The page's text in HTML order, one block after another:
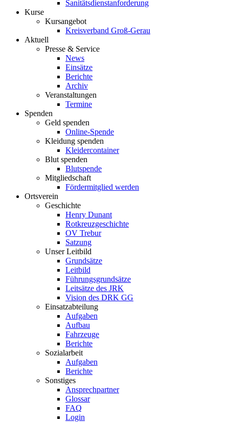
Sanitätsdienstanforderung
Kurse
Kursangebot
Kreisverband Groß-Gerau
Aktuell
Presse & Service
News
Einsätze
Berichte
Archiv
Veranstaltungen
Termine
Spenden
Geld spenden
Online-Spende
Kleidung spenden
Kleidercontainer
Blut spenden
Blutspende
Mitgliedschaft
Fördermitglied werden
Ortsverein
Geschichte
Henry Dunant
Rotkreuzgeschichte
OV Trebur
Satzung
Unser Leitbild
Grundsätze
Leitbild
Führungsgrundsätze
Leitsätze des JRK
Vision des DRK GG
Einsatzabteilung
Aufgaben
Aufbau
Fahrzeuge
Berichte
Sozialarbeit
Aufgaben
Berichte
Sonstiges
Ansprechpartner
Glossar
FAQ
Login